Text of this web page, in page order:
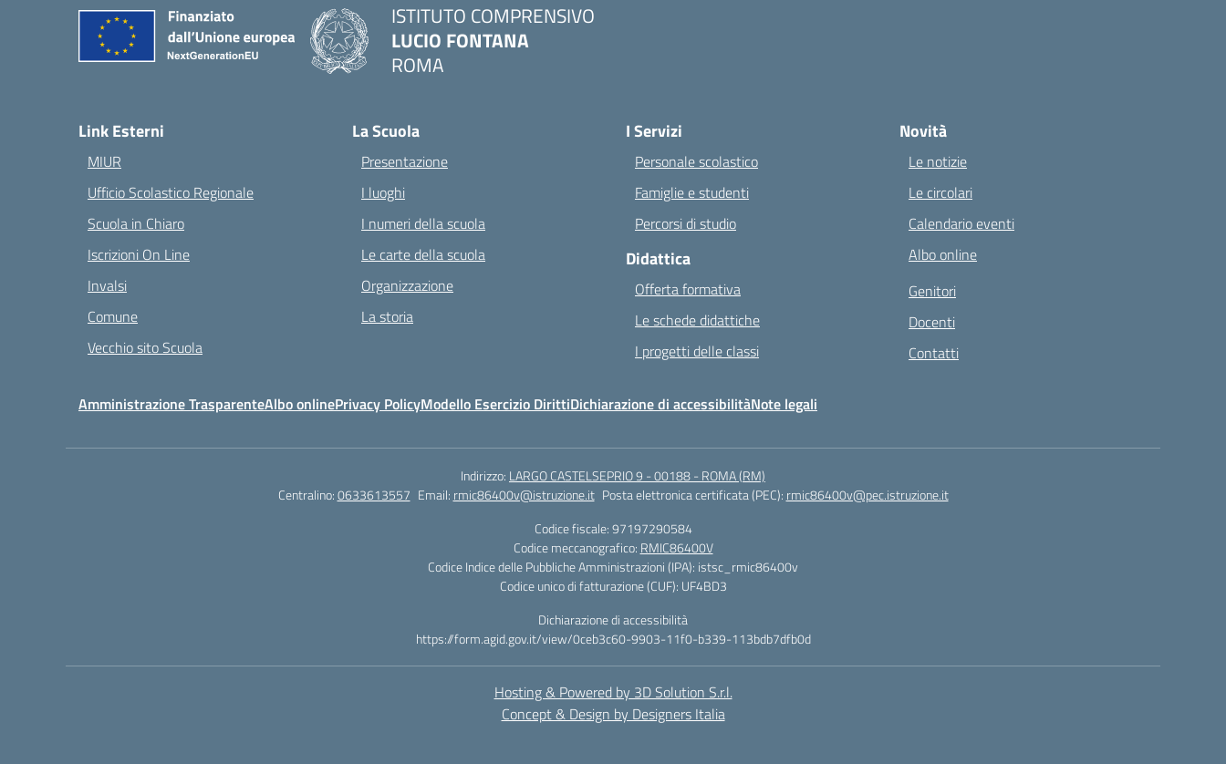
ISTITUTO COMPRENSIVO
LUCIO FONTANA
ROMA
Link Esterni
MIUR
Ufficio Scolastico Regionale
Scuola in Chiaro
Iscrizioni On Line
Invalsi
Comune
Vecchio sito Scuola
La Scuola
Presentazione
I luoghi
I numeri della scuola
Le carte della scuola
Organizzazione
La storia
I Servizi
Personale scolastico
Famiglie e studenti
Percorsi di studio
Didattica
Offerta formativa
Le schede didattiche
I progetti delle classi
Novità
Le notizie
Le circolari
Calendario eventi
Albo online
Genitori
Docenti
Contatti
Amministrazione TrasparenteAlbo onlinePrivacy PolicyModello Esercizio DirittiDichiarazione di accessibilitàNote legali
Indirizzo: LARGO CASTELSEPRIO 9 - 00188 - ROMA (RM)
Centralino:0633613557 Email: rmic86400v@istruzione.it Posta elettronica certificata (PEC): rmic86400v@pec.istruzione.it
Codice fiscale: 97197290584
Codice meccanografico: RMIC86400V
Codice Indice delle Pubbliche Amministrazioni (IPA): istsc_rmic86400v
Codice unico di fatturazione (CUF): UF4BD3
Dichiarazione di accessibilità
https://form.agid.gov.it/view/0ceb3c60-9903-11f0-b339-113bdb7dfb0d
Hosting & Powered by 3D Solution S.r.l.
Concept & Design by Designers Italia